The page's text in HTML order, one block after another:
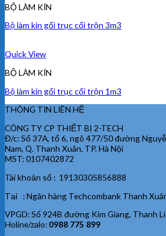
BỘ LÀM KÍN
Bộ làm kín gối trục cối trộn 3m3
Quick View
BỘ LÀM KÍN
Bộ làm kín gối trục cối trộn 1m3
THÔNG TIN LIÊN HỆ
CÔNG TY CP THIẾT BỊ 2-TECH
Đ/c: Số 37A, tổ 6, ngõ 477/50 đường
Nam, Q. Thanh Xuân, TP. Hà Nội
MST: 0107402872
Tài khoản số : 19130305856888
Tại : Ngân hàng Techcombank Thanh
VPGD: Số 924B đường Kim Giang, Thanh
Holine/zalo: 0988 775 899